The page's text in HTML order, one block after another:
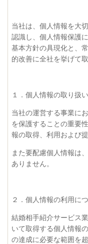
当社は、個人情報を大
認識し、個人情報保護
基本方針の具現化と、
的改善に全社を挙げて
１．個人情報の取り扱
当社の運営する事業に
を保護することの重要
報の取得、利用および
また要配慮個人情報は
ありません。
２．個人情報の利用に
結婚相手紹介サービス
いて取得する個人情報
の達成に必要な範囲を